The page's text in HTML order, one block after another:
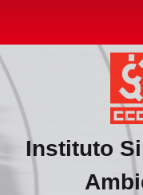
contenido
principal
Instituto